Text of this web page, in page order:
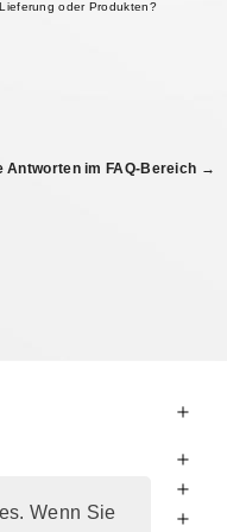
Wenn Sie
oder Produkten?
Antworten im FAQ-Bereich →